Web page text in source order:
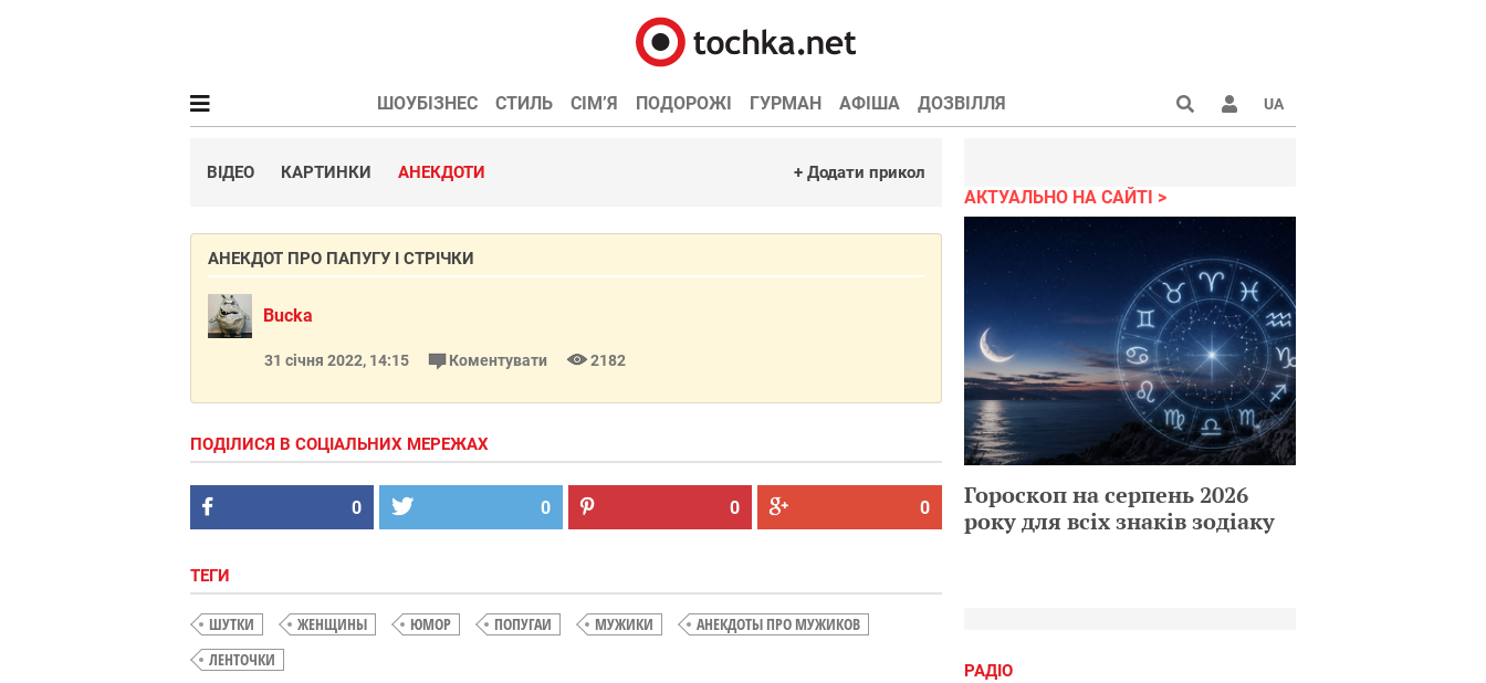
ШОУБІЗНЕС СТИЛЬ СІМ’Я ПОДОРОЖІ ГУРМАН АФІША ДОЗВІЛЛЯ UA
ВІДЕО КАРТИНКИ АНЕКДОТИ + Додати прикол
АНЕКДОТ ПРО ПАПУГУ І СТРІЧКИ
Bucka
31 січня 2022, 14:15 Коментувати 2182
ПОДІЛИСЯ В СОЦІАЛЬНИХ МЕРЕЖАХ
0 0 0 0
ТЕГИ
ШУТКИ ЖЕНЩИНЫ ЮМОР ПОПУГАИ МУЖИКИ
АНЕКДОТЫ ПРО МУЖИКОВ
ЛЕНТОЧКИ
АКТУАЛЬНО НА САЙТІ
Гороскоп на серпень 2026
року для всіх знаків зодіаку
РАДІО